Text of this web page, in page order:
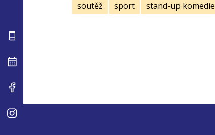
soutěž
sport stand-up komedie